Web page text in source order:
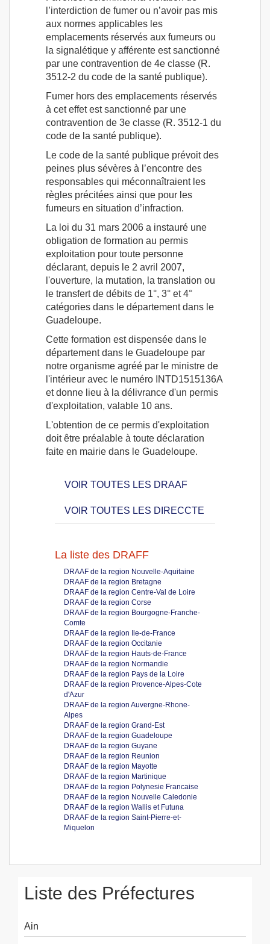
l’interdiction de fumer ou n’avoir pas mis
aux normes applicables les
emplacements réservés aux fumeurs ou
la signalétique y afférente est sanctionné
par une contravention de 4e classe (R.
3512-2 du code de la santé publique).
Fumer hors des emplacements réservés
à cet effet est sanctionné par une
contravention de 3e classe (R. 3512-1 du
code de la santé publique).
Le code de la santé publique prévoit des
peines plus sévères à l’encontre des
responsables qui méconnaîtraient les
règles précitées ainsi que pour les
fumeurs en situation d’infraction.
La loi du 31 mars 2006 a instauré une
obligation de formation au permis
exploitation pour toute personne
déclarant, depuis le 2 avril 2007,
l'ouverture, la mutation, la translation ou
le transfert de débits de 1°, 3° et 4°
catégories dans le département dans le
Guadeloupe.
Cette formation est dispensée dans le
département dans le Guadeloupe par
notre organisme agréé par le ministre de
l'intérieur avec le numéro INTD1515136A
et donne lieu à la délivrance d'un permis
d'exploitation, valable 10 ans.
L'obtention de ce permis d'exploitation
doit être préalable à toute déclaration
faite en mairie dans le Guadeloupe.
VOIR TOUTES LES DRAAF
VOIR TOUTES LES DIRECCTE
La liste des DRAFF
DRAAF de la region Nouvelle-Aquitaine
DRAAF de la region Bretagne
DRAAF de la region Centre-Val de Loire
DRAAF de la region Corse
DRAAF de la region Bourgogne-Franche-
Comte
DRAAF de la region Ile-de-France
DRAAF de la region Occitanie
DRAAF de la region Hauts-de-France
DRAAF de la region Normandie
DRAAF de la region Pays de la Loire
DRAAF de la region Provence-Alpes-Cote
d'Azur
DRAAF de la region Auvergne-Rhone-
Alpes
DRAAF de la region Grand-Est
DRAAF de la region Guadeloupe
DRAAF de la region Guyane
DRAAF de la region Reunion
DRAAF de la region Mayotte
DRAAF de la region Martinique
DRAAF de la region Polynesie Francaise
DRAAF de la region Nouvelle Caledonie
DRAAF de la region Wallis et Futuna
DRAAF de la region Saint-Pierre-et-
Miquelon
Liste des Préfectures
Ain